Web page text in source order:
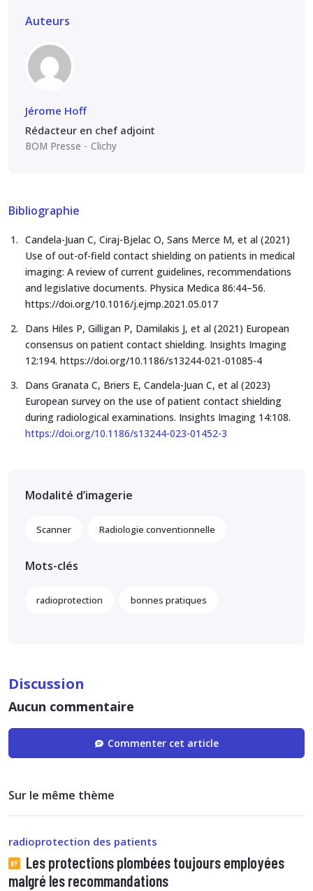
Auteurs
Jérome Hoff
Rédacteur en chef adjoint
BOM Presse Clichy
Bibliographie
Candela-Juan C, Ciraj-Bjelac O, Sans Merce M, et al (2021)
Use of out-of-field contact shielding on patients in medical
imaging: A review of current guidelines, recommendations
and legislative documents. Physica Medica 86:44–56.
https://doi.org/10.1016/j.ejmp.2021.05.017
Dans Hiles P, Gilligan P, Damilakis J, et al (2021) European
consensus on patient contact shielding. Insights Imaging
12:194. https://doi.org/10.1186/s13244-021-01085-4
Dans Granata C, Briers E, Candela-Juan C, et al (2023)
European survey on the use of patient contact shielding
during radiological examinations. Insights Imaging 14:108.
https://doi.org/10.1186/s13244-023-01452-3
Modalité d’imagerie
Scanner Radiologie conventionnelle
Mots-clés
radioprotection bonnes pratiques
Discussion
Aucun commentaire
Commenter cet article
Sur le même thème
radioprotection des patients
Les protections plombées toujours employées
malgré les recommandations